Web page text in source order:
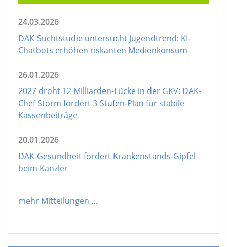
24.03.2026
DAK-Suchtstudie untersucht Jugendtrend: KI-
Chatbots erhöhen riskanten Medienkonsum
26.01.2026
2027 droht 12 Milliarden-Lücke in der GKV: DAK-
Chef Storm fordert 3-Stufen-Plan für stabile
Kassenbeiträge
20.01.2026
DAK-Gesundheit fordert Krankenstands-Gipfel
beim Kanzler
mehr Mitteilungen ...